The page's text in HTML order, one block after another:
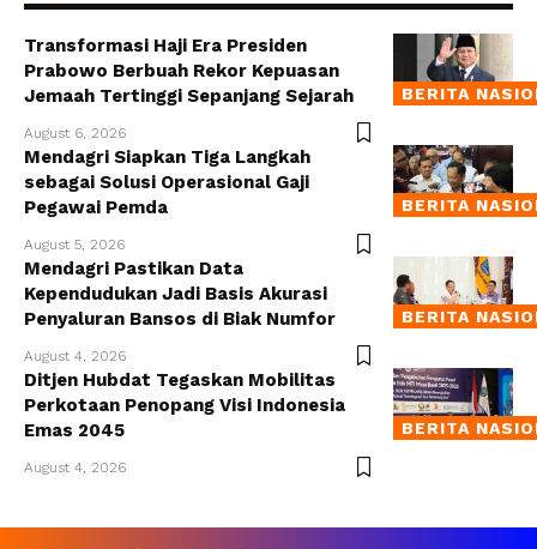
BERITA
Transformasi Haji Era Presiden
Prabowo Berbuah Rekor Kepuasan
Jemaah Tertinggi Sepanjang Sejarah
August 6, 2026
BERITA
Mendagri Siapkan Tiga Langkah
sebagai Solusi Operasional Gaji
Pegawai Pemda
August 5, 2026
BERITA
Mendagri Pastikan Data
Kependudukan Jadi Basis Akurasi
Penyaluran Bansos di Biak Numfor
August 4, 2026
BERITA
Ditjen Hubdat Tegaskan Mobilitas
Perkotaan Penopang Visi Indonesia
Emas 2045
August 4, 2026